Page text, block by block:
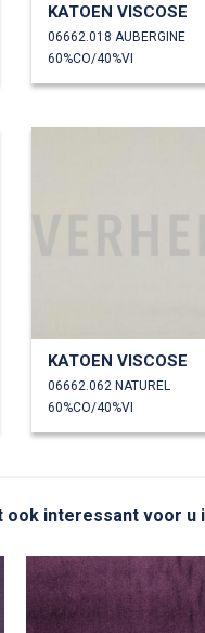
KATOEN VISCOSE
06662.018 AUBERGINE
60%CO/40%VI
KATOEN VISCOSE
06662.062 NATUREL
60%CO/40%VI
ook interessant voor u